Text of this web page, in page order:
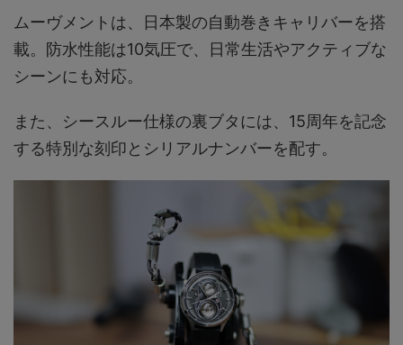
ムーヴメントは、日本製の自動巻きキャリバーを搭
載。防水性能は10気圧で、日常生活やアクティブな
シーンにも対応。
また、シースルー仕様の裏ブタには、15周年を記念
する特別な刻印とシリアルナンバーを配す。